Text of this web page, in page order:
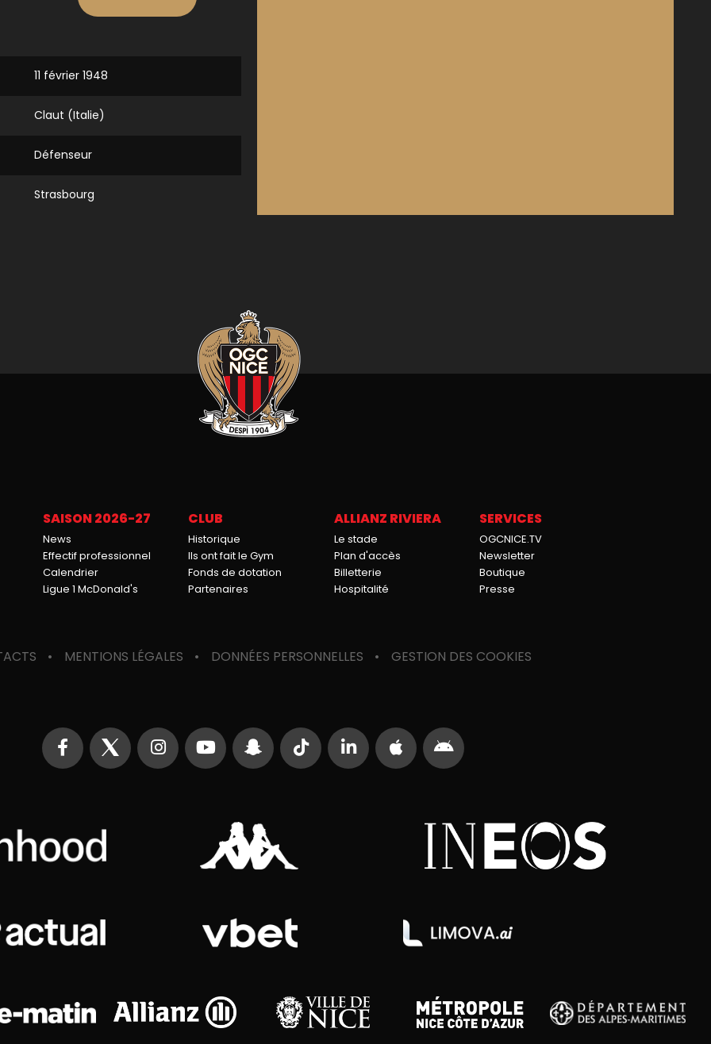
11 février 1948
Claut (Italie)
Défenseur
Strasbourg
SAISON 2026-27
News
Effectif professionnel
Calendrier
Ligue 1 McDonald's
CLUB
Historique
Ils ont fait le Gym
Fonds de dotation
Partenaires
ALLIANZ RIVIERA
Le stade
Plan d'accès
Billetterie
Hospitalité
SERVICES
OGCNICE.TV
Newsletter
Boutique
Presse
MENTIONS LÉGALES DONNÉES PERSONNELLES GESTION DES COOKIES